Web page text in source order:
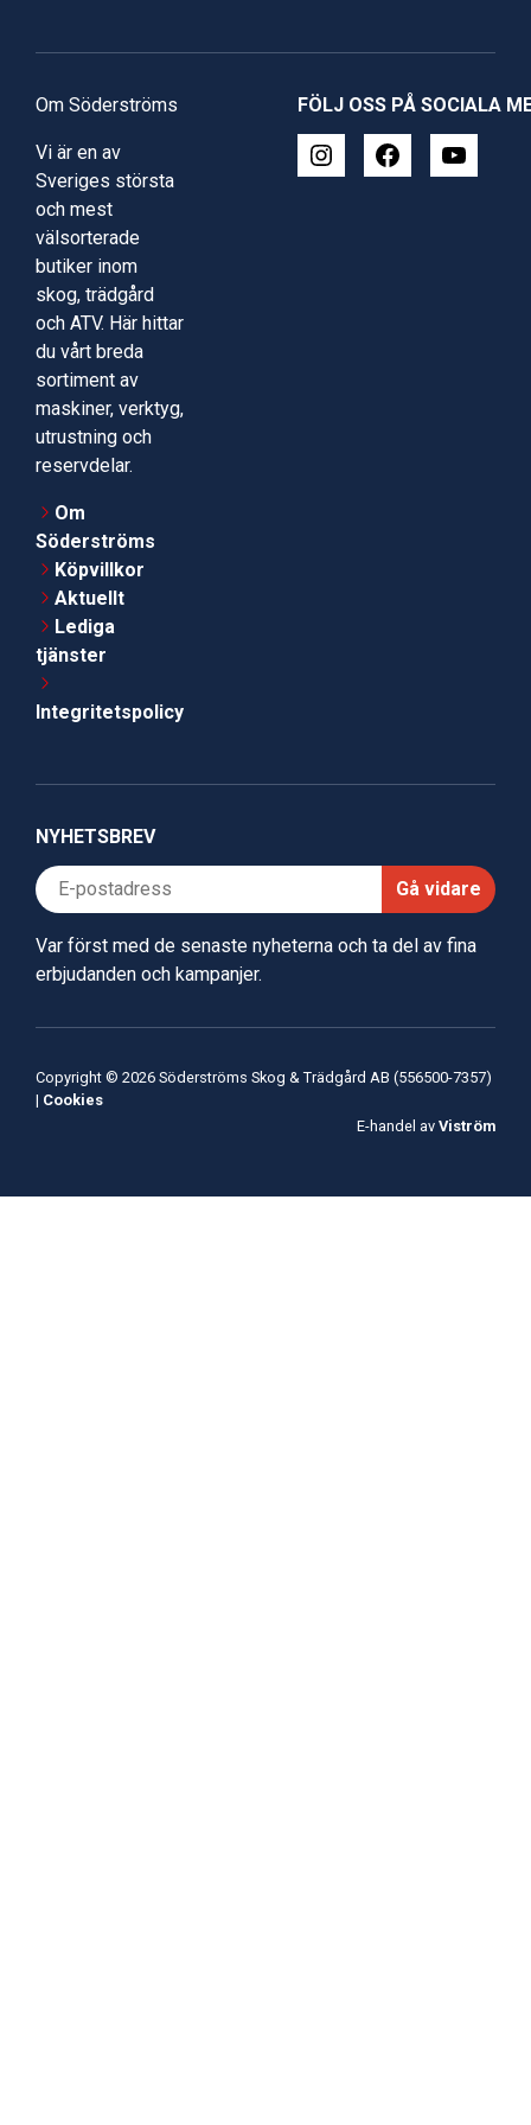
Om Söderströms
Vi är en av
Sveriges största
och mest
välsorterade
butiker inom
skog, trädgård
och ATV. Här hittar
du vårt breda
sortiment av
maskiner, verktyg,
utrustning och
reservdelar.
Om
Söderströms
Köpvillkor
Aktuellt
Lediga
tjänster
Integritetspolicy
FÖLJ OSS PÅ SOCIALA
NYHETSBREV
Gå vidare
Var först med de senaste nyheterna och ta del av fina
erbjudanden och kampanjer.
Copyright © 2026 Söderströms Skog & Trädgård AB (556500-7357)
| Cookies
E-handel av Viström